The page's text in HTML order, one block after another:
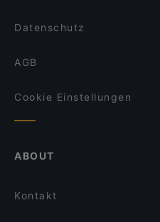
Datenschutz
AGB
Cookie Einstellungen
ABOUT
Kontakt